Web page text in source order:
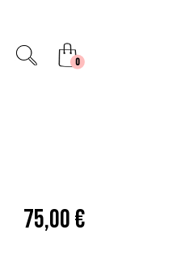
0unread messages
75,00 €